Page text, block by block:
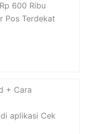
600 Ribu
Pos Terdekat
+ Cara
aplikasi Cek